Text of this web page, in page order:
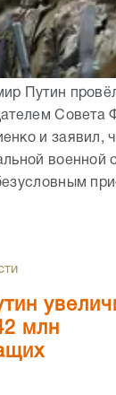
Путин
Совета
и заявил,
военной
млн